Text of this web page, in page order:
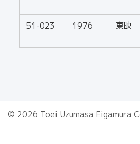
51-023 1976 東映
© 2026 Toei Uzumasa Eigamura